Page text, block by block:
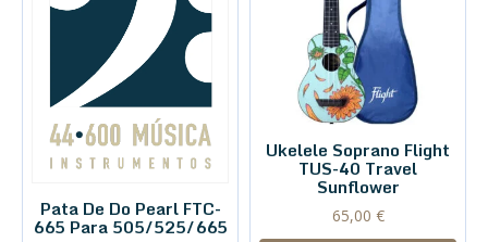
Pata De Do Pearl FTC-
665 Para 505/525/665
Ukelele Soprano Flight
TUS-40 Travel
Sunflower
65,00 €